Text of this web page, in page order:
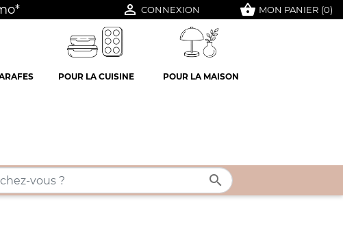
 CONNEXION shopping_basket MON PANIER (0)
POUR LA CUISINE POUR LA MAISON
